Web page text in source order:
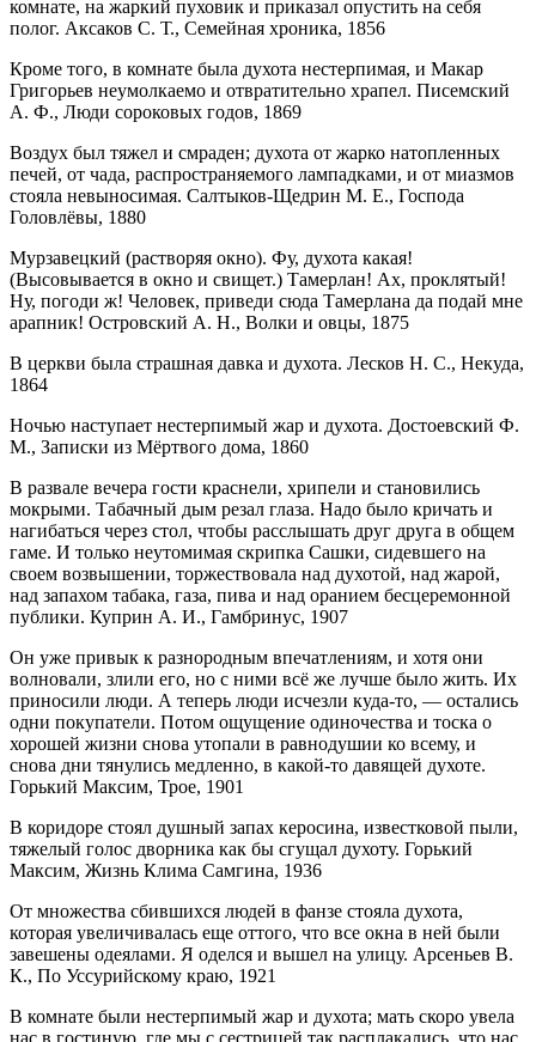
комнате, на жаркий пуховик и приказал опустить на себя
полог. Аксаков С. Т., Семейная хроника, 1856
Кроме того, в комнате была духота нестерпимая, и Макар
Григорьев неумолкаемо и отвратительно храпел. Писемский
А. Ф., Люди сороковых годов, 1869
Воздух был тяжел и смраден; духота от жарко натопленных
печей, от чада, распространяемого лампадками, и от миазмов
стояла невыносимая. Салтыков-Щедрин М. Е., Господа
Головлёвы, 1880
Мурзавецкий (растворяя окно). Фу, духота какая!
(Высовывается в окно и свищет.) Тамерлан! Ах, проклятый!
Ну, погоди ж! Человек, приведи сюда Тамерлана да подай мне
арапник! Островский А. Н., Волки и овцы, 1875
В церкви была страшная давка и духота. Лесков Н. С., Некуда,
1864
Ночью наступает нестерпимый жар и духота. Достоевский Ф.
М., Записки из Мёртвого дома, 1860
В развале вечера гости краснели, хрипели и становились
мокрыми. Табачный дым резал глаза. Надо было кричать и
нагибаться через стол, чтобы расслышать друг друга в общем
гаме. И только неутомимая скрипка Сашки, сидевшего на
своем возвышении, торжествовала над духотой, над жарой,
над запахом табака, газа, пива и над оранием бесцеремонной
публики. Куприн А. И., Гамбринус, 1907
Он уже привык к разнородным впечатлениям, и хотя они
волновали, злили его, но с ними всё же лучше было жить. Их
приносили люди. А теперь люди исчезли куда-то, — остались
одни покупатели. Потом ощущение одиночества и тоска о
хорошей жизни снова утопали в равнодушии ко всему, и
снова дни тянулись медленно, в какой-то давящей духоте.
Горький Максим, Трое, 1901
В коридоре стоял душный запах керосина, известковой пыли,
тяжелый голос дворника как бы сгущал духоту. Горький
Максим, Жизнь Клима Самгина, 1936
От множества сбившихся людей в фанзе стояла духота,
которая увеличивалась еще оттого, что все окна в ней были
завешены одеялами. Я оделся и вышел на улицу. Арсеньев В.
К., По Уссурийскому краю, 1921
В комнате были нестерпимый жар и духота; мать скоро увела